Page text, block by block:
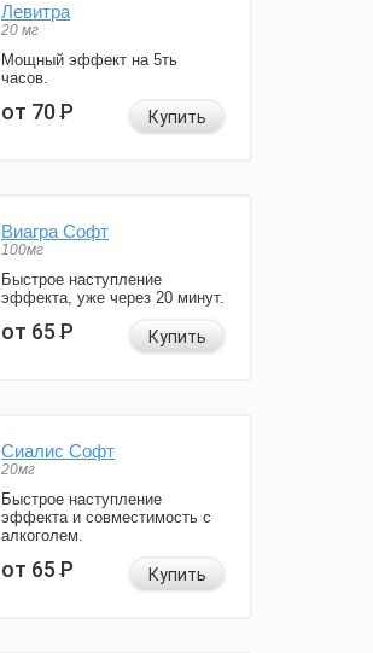
Левитра
20 мг
Мощный эффект на 5ть
часов.
от 70Р Купить
Виагра Софт
100мг
Быстрое наступление
эффекта, уже через 20 минут.
от 65Р Купить
Сиалис Софт
20мг
Быстрое наступление
эффекта и совместимость с
алкоголем.
от 65Р Купить